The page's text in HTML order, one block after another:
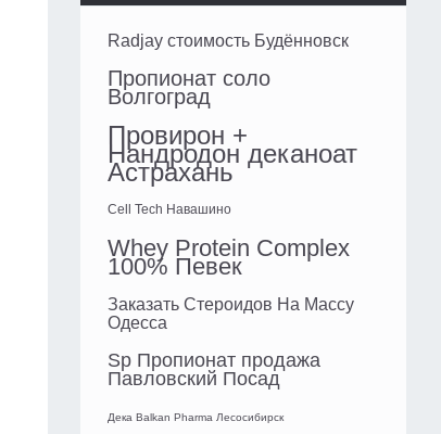
Radjay стоимость Будённовск
Пропионат соло
Волгоград
Провирон +
Нандродон деканоат
Астрахань
Cell Tech Навашино
Whey Protein Complex
100% Певек
Заказать Стероидов На Массу
Одесса
Sp Пропионат продажа
Павловский Посад
Дека Balkan Pharma Лесосибирск